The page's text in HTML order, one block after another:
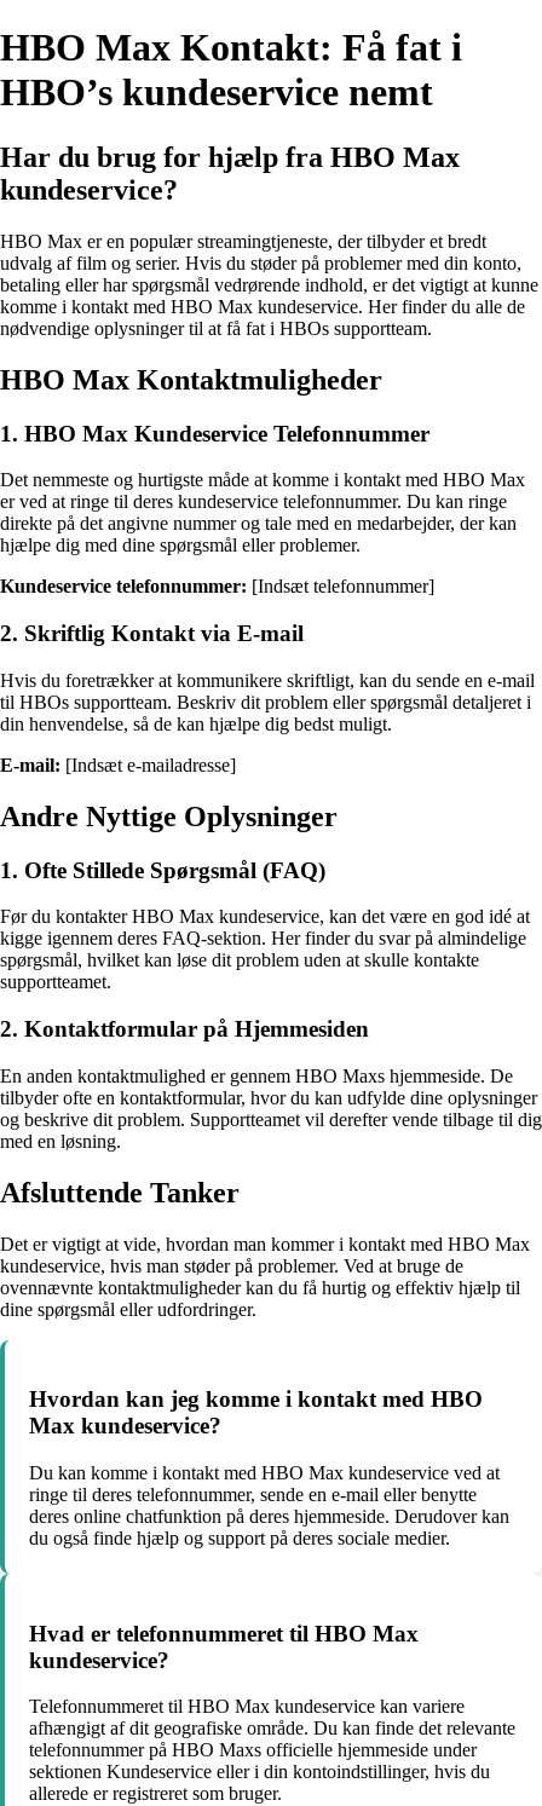
HBO Max Kontakt: Få fat i
HBO’s kundeservice nemt
Har du brug for hjælp fra HBO Max
kundeservice?
HBO Max er en populær streamingtjeneste, der tilbyder et bredt
udvalg af film og serier. Hvis du støder på problemer med din konto,
betaling eller har spørgsmål vedrørende indhold, er det vigtigt at kunne
komme i kontakt med HBO Max kundeservice. Her finder du alle de
nødvendige oplysninger til at få fat i HBOs supportteam.
HBO Max Kontaktmuligheder
1. HBO Max Kundeservice Telefonnummer
Det nemmeste og hurtigste måde at komme i kontakt med HBO Max
er ved at ringe til deres kundeservice telefonnummer. Du kan ringe
direkte på det angivne nummer og tale med en medarbejder, der kan
hjælpe dig med dine spørgsmål eller problemer.
Kundeservice telefonnummer: [Indsæt telefonnummer]
2. Skriftlig Kontakt via E-mail
Hvis du foretrækker at kommunikere skriftligt, kan du sende en e-mail
til HBOs supportteam. Beskriv dit problem eller spørgsmål detaljeret i
din henvendelse, så de kan hjælpe dig bedst muligt.
E-mail: [Indsæt e-mailadresse]
Andre Nyttige Oplysninger
1. Ofte Stillede Spørgsmål (FAQ)
Før du kontakter HBO Max kundeservice, kan det være en god idé at
kigge igennem deres FAQ-sektion. Her finder du svar på almindelige
spørgsmål, hvilket kan løse dit problem uden at skulle kontakte
supportteamet.
2. Kontaktformular på Hjemmesiden
En anden kontaktmulighed er gennem HBO Maxs hjemmeside. De
tilbyder ofte en kontaktformular, hvor du kan udfylde dine oplysninger
og beskrive dit problem. Supportteamet vil derefter vende tilbage til dig
med en løsning.
Afsluttende Tanker
Det er vigtigt at vide, hvordan man kommer i kontakt med HBO Max
kundeservice, hvis man støder på problemer. Ved at bruge de
ovennævnte kontaktmuligheder kan du få hurtig og effektiv hjælp til
dine spørgsmål eller udfordringer.
Hvordan kan jeg komme i kontakt med HBO
Max kundeservice?
Du kan komme i kontakt med HBO Max kundeservice ved at
ringe til deres telefonnummer, sende en e-mail eller benytte
deres online chatfunktion på deres hjemmeside. Derudover kan
du også finde hjælp og support på deres sociale medier.
Hvad er telefonnummeret til HBO Max
kundeservice?
Telefonnummeret til HBO Max kundeservice kan variere
afhængigt af dit geografiske område. Du kan finde det relevante
telefonnummer på HBO Maxs officielle hjemmeside under
sektionen Kundeservice eller i din kontoindstillinger, hvis du
allerede er registreret som bruger.